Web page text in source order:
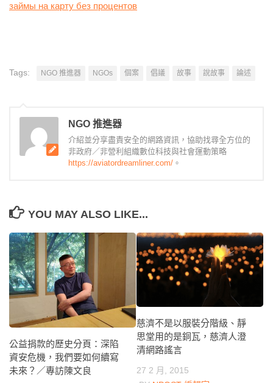
займы на карту без процентов
Tags: NGO 推進器 NGOs 個案 倡議 故事 說故事 論述
NGO 推進器
介紹並分享盡責安全的網路資訊，協助找尋全方位的
非政府／非營利組織數位科技與社會運動策略
https://aviatordreamliner.com/ 。
YOU MAY ALSO LIKE...
公益捐款的歷史分頁：深陷
資安危機，我們要如何續寫
未來？／專訪陳文良
慈濟不是以服裝分階級、靜
思堂用的是銅瓦，慈濟人澄
清網路謠言
27 2 月, 2015